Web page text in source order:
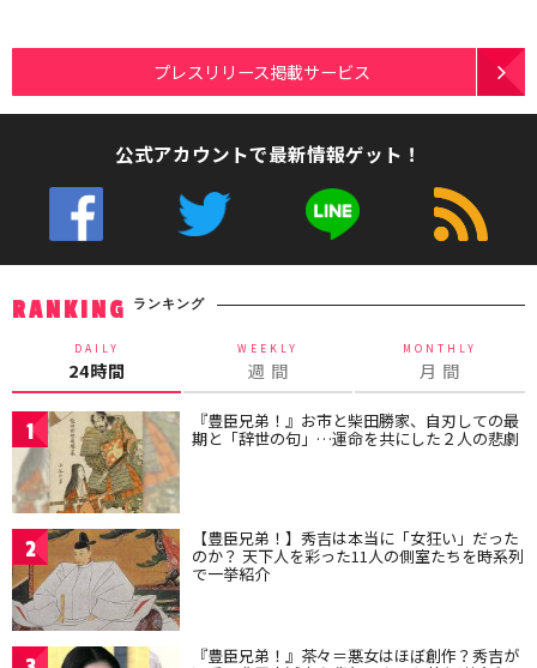
プレスリリース掲載サービス
公式アカウントで最新情報ゲット！
RANKING ランキング
DAILY
24時間
WEEKLY
週 間
MONTHLY
月 間
1 『豊臣兄弟！』お市と柴田勝家、自刃しての最
期と「辞世の句」…運命を共にした２人の悲劇
2 【豊臣兄弟！】秀吉は本当に「女狂い」だった
のか？ 天下人を彩った11人の側室たちを時系列
で一挙紹介
『豊臣兄弟！』茶々＝悪女はほぼ創作？秀吉が